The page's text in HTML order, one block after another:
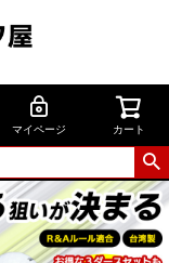
マイページ カート